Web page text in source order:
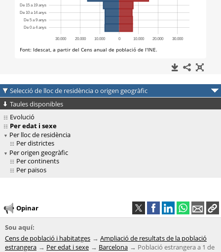
Selecció de lloc de residència o origen geogràfic
Taules disponibles
Evolució
Per edat i sexe
Per lloc de residència
Per districtes
Per origen geogràfic
Per continents
Per països
Opinar
Sou aquí:
Cens de població i habitatges
Ampliació de resultats de la població
estrangera
Per edat i sexe Barcelona
Població estrangera a 1 de